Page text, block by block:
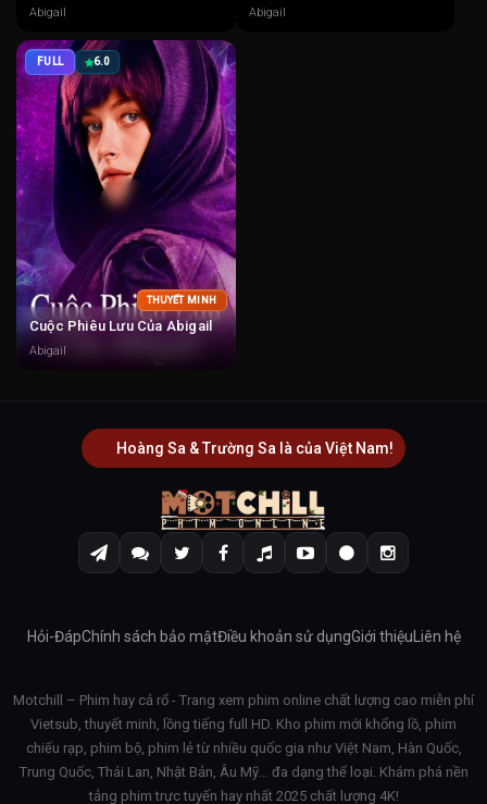
Abigail Abigail
FULL 6.0
THUYẾT MINH
Cuộc Phiêu Lưu Của Abigail
Abigail
Hoàng Sa & Trường Sa là của Việt Nam!
Hỏi-ĐápChính sách bảo mậtĐiều khoản sử dụngGiới thiệuLiên hệ
Motchill – Phim hay cả rổ - Trang xem phim online chất lượng cao miễn phí
Vietsub, thuyết minh, lồng tiếng full HD. Kho phim mới khổng lồ, phim
chiếu rạp, phim bộ, phim lẻ từ nhiều quốc gia như Việt Nam, Hàn Quốc,
Trung Quốc, Thái Lan, Nhật Bản, Âu Mỹ… đa dạng thể loại. Khám phá nền
tảng phim trực tuyến hay nhất 2025 chất lượng 4K!